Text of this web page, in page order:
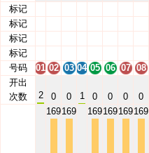
标记
标记
标记
标记
号码
01 02 03 04 05 06 07 08
开出
次数
2 0 0 1 0 0 0 0
169169 169169169169